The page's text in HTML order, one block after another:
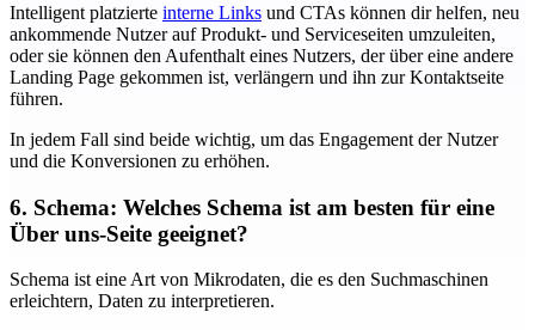
Intelligent platzierte interne Links und CTAs können dir helfen, neu
ankommende Nutzer auf Produkt- und Serviceseiten umzuleiten,
oder sie können den Aufenthalt eines Nutzers, der über eine andere
Landing Page gekommen ist, verlängern und ihn zur Kontaktseite
führen.
In jedem Fall sind beide wichtig, um das Engagement der Nutzer
und die Konversionen zu erhöhen.
6. Schema: Welches Schema ist am besten für eine
Über uns-Seite geeignet?
Schema ist eine Art von Mikrodaten, die es den Suchmaschinen
erleichtern, Daten zu interpretieren.